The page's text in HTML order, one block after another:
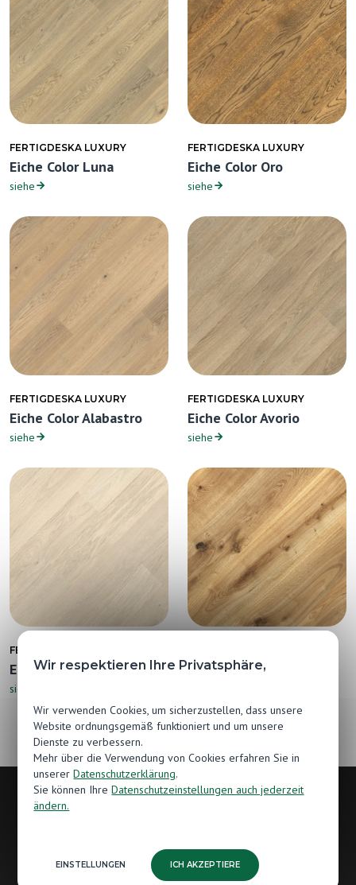
FERTIGDESKA LUXURY
Eiche Color Luna
siehe
FERTIGDESKA LUXURY
Eiche Color Oro
siehe
FERTIGDESKA LUXURY
Eiche Color Alabastro
siehe
FERTIGDESKA LUXURY
Eiche Color Avorio
siehe
FERTIGDESKA LUXURY
Eiche Color Bianco
siehe
Eiche Country
Hersteller von Holzböden
Wir respektieren Ihre Privatsphäre,
Wir verwenden Cookies, um sicherzustellen, dass unsere
Website ordnungsgemäß funktioniert und um unsere
Dienste zu verbessern.
Mehr über die Verwendung von Cookies erfahren Sie in
unsererDatenschutzerklärung.
Sie können IhreDatenschutzeinstellungen auch jederzeit
ändern.
EINSTELLUNGEN ICH AKZEPTIERE